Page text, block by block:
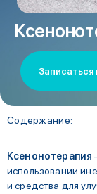
Записаться
Содержание:
Ксенонотерапия
использовании
и средства для